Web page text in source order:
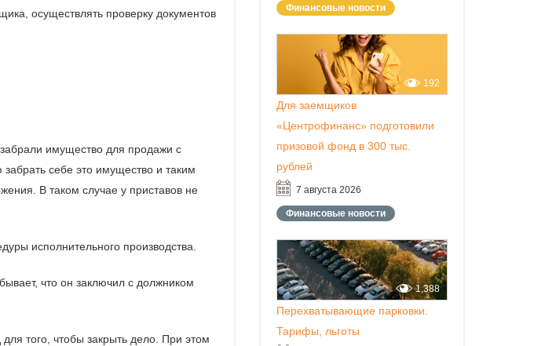
осуществлять проверку документов
имущество для продажи с
себе это имущество и таким
В таком случае у приставов не
исполнительного производства.
что он заключил с должником
того, чтобы закрыть дело. При этом
Финансовые новости
Для заемщиков
«Центрофинанс» подготовили
призовой фонд в 300 тыс.
рублей
7 августа 2026
192
Финансовые новости
Перехватывающие парковки.
Тарифы, льготы
1,388